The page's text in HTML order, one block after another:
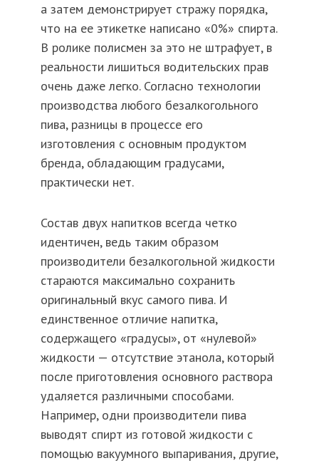
а затем демонстрирует стражу порядка,
что на ее этикетке написано «0%» спирта.
В ролике полисмен за это не штрафует, в
реальности лишиться водительских прав
очень даже легко. Согласно технологии
производства любого безалкогольного
пива, разницы в процессе его
изготовления с основным продуктом
бренда, обладающим градусами,
практически нет.
Состав двух напитков всегда четко
идентичен, ведь таким образом
производители безалкогольной жидкости
стараются максимально сохранить
оригинальный вкус самого пива. И
единственное отличие напитка,
содержащего «градусы», от «нулевой»
жидкости — отсутствие этанола, который
после приготовления основного раствора
удаляется различными способами.
Например, одни производители пива
выводят спирт из готовой жидкости с
помощью вакуумного выпаривания, другие,